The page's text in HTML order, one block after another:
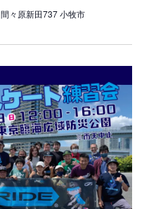
ト
を
検
索
し
て
ナ
ュ
ー
ビ
ゲ
ー
シ
間々原新田737 小牧市